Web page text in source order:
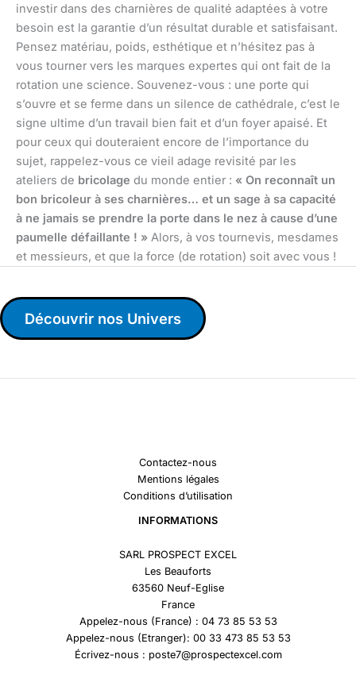
investir dans des charnières de qualité adaptées à votre
besoin est la garantie d’un résultat durable et satisfaisant.
Pensez matériau, poids, esthétique et n’hésitez pas à
vous tourner vers les marques expertes qui ont fait de la
rotation une science. Souvenez-vous : une porte qui
s’ouvre et se ferme dans un silence de cathédrale, c’est le
signe ultime d’un travail bien fait et d’un foyer apaisé. Et
pour ceux qui douteraient encore de l’importance du
sujet, rappelez-vous ce vieil adage revisité par les
ateliers de bricolage du monde entier : « On reconnaît un
bon bricoleur à ses charnières… et un sage à sa capacité
à ne jamais se prendre la porte dans le nez à cause d’une
paumelle défaillante ! » Alors, à vos tournevis, mesdames
et messieurs, et que la force (de rotation) soit avec vous !
Découvrir nos Univers
Contactez-nous
Mentions légales
Conditions d’utilisation
INFORMATIONS
SARL PROSPECT EXCEL
Les Beauforts
63560 Neuf-Eglise
France
Appelez-nous (France) : 04 73 85 53 53
Appelez-nous (Etranger): 00 33 473 85 53 53
Écrivez-nous : poste7@prospectexcel.com